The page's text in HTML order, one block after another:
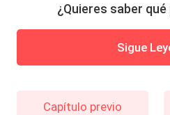
¿Quieres saber
Sigue
Capítulo previo